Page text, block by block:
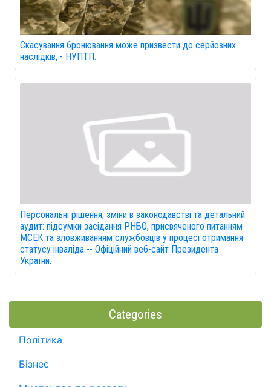
Скасування бронювання може призвести до серйозних
наслідків, - НУПТП.
Персональні рішення, зміни в законодавстві та детальний
аудит: підсумки засідання РНБО, присвяченого питанням
МСЕК та зловживанням службовців у процесі отримання
статусу інваліда -- Офіційний веб-сайт Президента
України.
Categories
Політика
Бізнес